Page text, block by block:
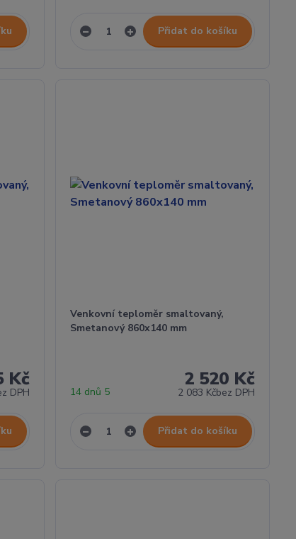
Přidat do košíku
Kč
DPH
Venkovní teploměr smaltovaný,
Smetanový 860x140 mm
2 520 Kč
2 083 Kčbez DPH
14 dnů 5
Přidat do košíku